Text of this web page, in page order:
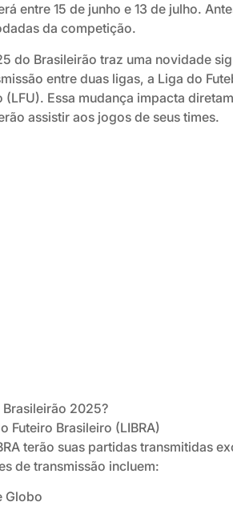
entre 15 de junho e 13 de julho.
da competição.
do Brasileirão traz uma novidade
entre duas ligas, a Liga do
(LFU). Essa mudança impacta
assistir aos jogos de seus times.
Brasileirão 2025?
Futeiro Brasileiro (LIBRA)
terão suas partidas transmitidas
de transmissão incluem:
Globo